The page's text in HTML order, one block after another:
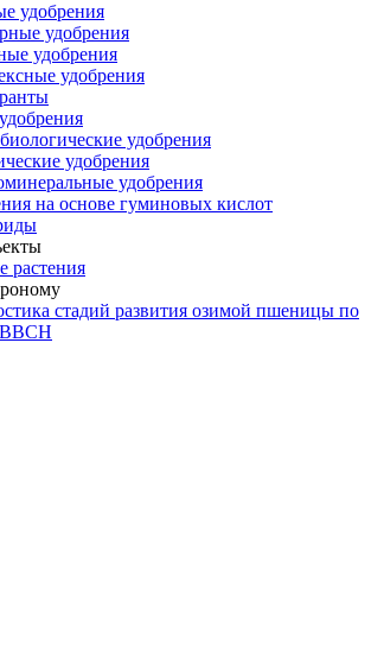
удобрения
удобрения
удобрения
удобрения
удобрения
удобрения
удобрения
на основе гуминовых кислот
растения
стадий развития озимой пшеницы по
ВВСН